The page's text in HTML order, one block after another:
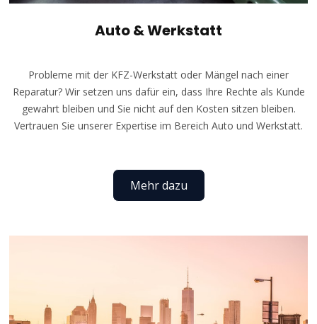
Auto & Werkstatt
Probleme mit der KFZ-Werkstatt oder Mängel nach einer
Reparatur? Wir setzen uns dafür ein, dass Ihre Rechte als Kunde
gewahrt bleiben und Sie nicht auf den Kosten sitzen bleiben.
Vertrauen Sie unserer Expertise im Bereich Auto und Werkstatt.
Mehr dazu